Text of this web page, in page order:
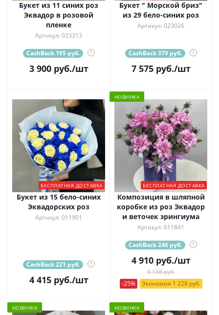
Букет из 11 синих роз
Эквадор в розовой
пленке
Артикул: 023313
CashBack 195 руб. ?
3 900руб./шт
Букет " Морской бриз"
из 29 бело-синих роз
Артикул: 023026
CashBack 379 руб. ?
7 575руб./шт
БЕСПЛАТНАЯ ДОСТАВКА
Букет из 15 бело-синих
Эквадорских роз
Артикул: 011901
CashBack 221 руб. ?
4 415руб./шт
НОВИНКА
БЕСПЛАТНАЯ ДОСТАВКА
Композиция в шляпной
коробке из роз Эквадор
и веточек эрингиума
Артикул: 011841
CashBack 246 руб. ?
4 910руб./шт
6 138 руб.
-25%
Экономия 1 228 руб.
НОВИНКА НОВИНКА